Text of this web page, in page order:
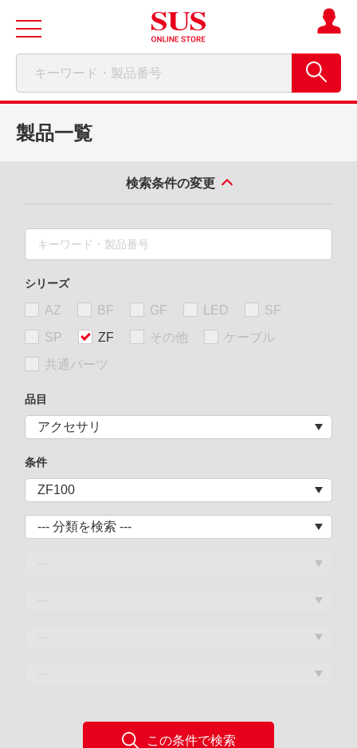
製品一覧
検索条件の変更
シリーズ
AZ BF GF LED
SF
SP
ZF その他
ケーブル
共通パーツ
品目
条件
この条件で検索